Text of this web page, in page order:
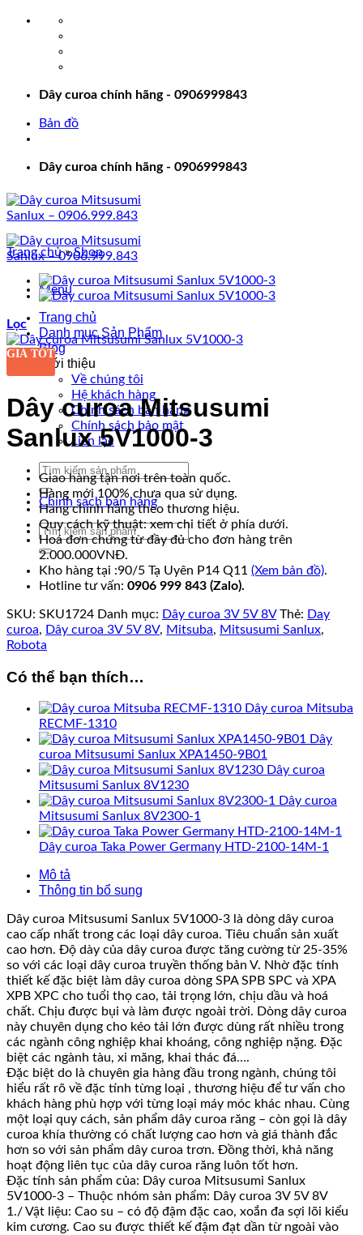
Dây curoa chính hãng - 0906999843
Bản đồ
Dây curoa chính hãng - 0906999843
Menu
Trang chủ
Danh mục Sản Phẩm
Blog
Giới thiệu
Về chúng tôi
Hệ khách hàng
Chính sách bán hàng
Chính sách bảo mật
Liên lạc
Tìm
kiếm:
Chính sách bán hàng
Tìm
kiếm:
Trang chủ » Shop
Lọc
GIÁ TỐT
Dây curoa Mitsusumi
Sanlux 5V1000-3
Giao hàng tận nơi trên toàn quốc.
Hàng mới 100% chưa qua sử dụng.
Hàng chính hãng theo thương hiệu.
Quy cách kỹ thuật: xem chi tiết ở phía dưới.
Hoá đơn chứng từ đầy đủ cho đơn hàng trên
2.000.000VNĐ.
Kho hàng tại :90/5 Tạ Uyên P14 Q11 (Xem bản đồ).
Hotline tư vấn: 0906 999 843 (Zalo).
SKU: SKU1724 Danh mục: Dây curoa 3V 5V 8V Thẻ: Day
curoa, Dây curoa 3V 5V 8V, Mitsuba, Mitsusumi Sanlux,
Robota
Có thể bạn thích…
Dây curoa Mitsuba
RECMF-1310
Dây
curoa Mitsusumi Sanlux XPA1450-9B01
Dây curoa
Mitsusumi Sanlux 8V1230
Dây curoa
Mitsusumi Sanlux 8V2300-1
Dây curoa Taka Power Germany HTD-2100-14M-1
Mô tả
Thông tin bổ sung
Dây curoa Mitsusumi Sanlux 5V1000-3 là dòng dây curoa
cao cấp nhất trong các loại dây curoa. Tiêu chuẩn sản xuất
cao hơn. Độ dày của dây curoa được tăng cường từ 25-35%
so với các loại dây curoa truyền thống bản V. Nhờ đặc tính
thiết kế đặc biệt làm dây curoa dòng SPA SPB SPC và XPA
XPB XPC cho tuổi thọ cao, tải trọng lớn, chịu dầu và hoá
chất. Chịu được bụi và làm được ngoài trời. Dòng dây curoa
này chuyên dụng cho kéo tải lớn được dùng rất nhiều trong
các ngành công nghiệp khai khoáng, công nghiệp nặng. Đặc
biệt các ngành tàu, xi măng, khai thác đá….
Đặc biệt do là chuyên gia hàng đầu trong ngành, chúng tôi
hiểu rất rõ về đặc tính từng loại , thương hiệu để tư vấn cho
khách hàng phù hợp với từng loại máy móc khác nhau. Cùng
một loại quy cách, sản phẩm dây curoa răng – còn gọi là dây
curoa khía thường có chất lượng cao hơn và giá thành đắc
hơn so với sản phẩm dây curoa trơn. Đồng thời, khả năng
hoạt động liên tục của dây curoa răng luôn tốt hơn.
Đặc tính sản phẩm của: Dây curoa Mitsusumi Sanlux
5V1000-3 – Thuộc nhóm sản phẩm: Dây curoa 3V 5V 8V
1./ Vật liệu: Cao su – có độ đậm đặc cao, xoắn đa sợi lõi kiểu
kim cương. Cao su được thiết kế đậm đạt dần từ ngoài vào